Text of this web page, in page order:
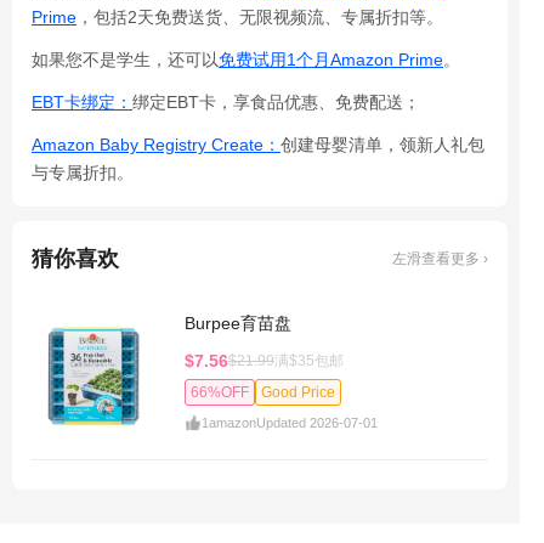
Prime ，包括2天免费送货、无限视频流、专属折扣等。
如果您不是学生，还可以免费试用1个月Amazon Prime。
EBT卡绑定： 绑定EBT卡，享食品优惠、免费配送；
Amazon Baby Registry Create： 创建母婴清单，领新人礼包
与专属折扣。
猜你喜欢 左滑查看更多 ›
Burpee育苗盘
$7.56$21.99满$35包邮
66%OFF
Good Price
1amazonUpdated 2026-07-01